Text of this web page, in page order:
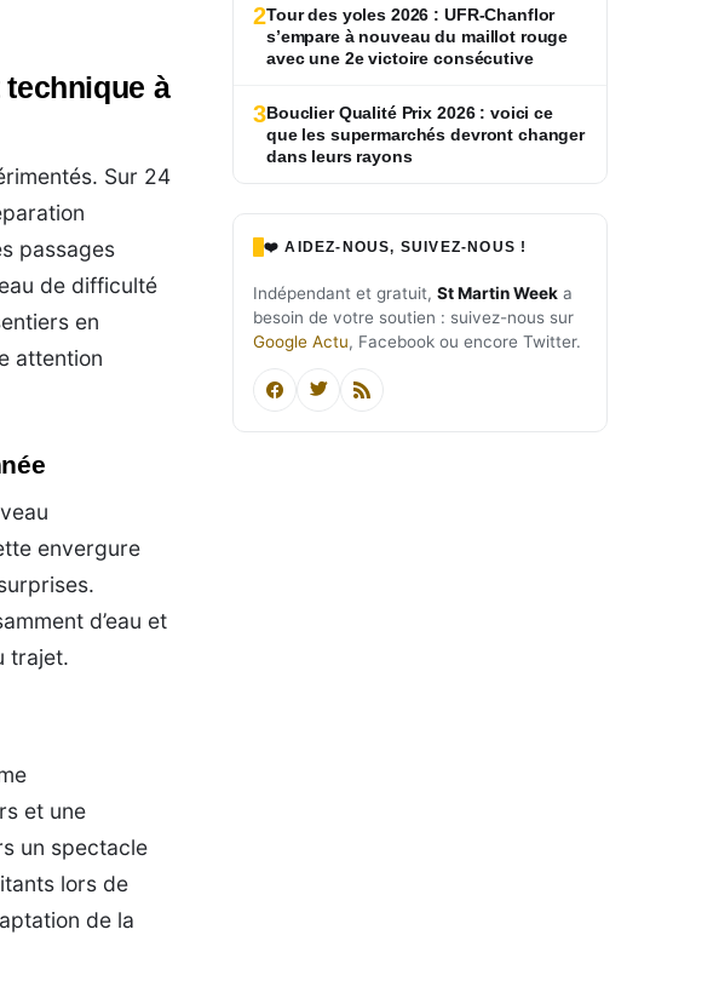
à
Sur 24
passages
de difficulté
en
attention
envergure
d’eau et
trajet.
et une
un spectacle
lors de
de la
2Tour des yoles 2026 : UFR-Chanflor
s’empare à nouveau du maillot rouge
avec une 2e victoire consécutive
3Bouclier Qualité Prix 2026 : voici ce
que les supermarchés devront changer
dans leurs rayons
❤️ AIDEZ-NOUS, SUIVEZ-NOUS !
Indépendant et gratuit, St Martin Week a
besoin de votre soutien : suivez-nous sur
Google Actu, Facebook ou encore Twitter.